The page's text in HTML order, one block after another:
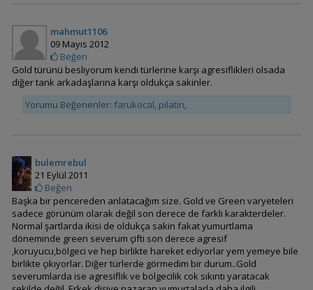
Ivanacara adoketa
(Zebra Acara)
Laetacara curviceps
(Cüce Bayrak Cichlid)
mahmut1106
09 Mayıs 2012
Beğen
Gold türünü besliyorum kendi türlerine karşı agresiflikleri olsada
diğer tank arkadaşlarına karşı oldukça sakinler.
Yorumu Beğenenler: farukocal, pilatin,
bulemrebul
21 Eylül 2011
Beğen
Başka bir pencereden anlatacağım size. Gold ve Green varyeteleri
sadece görünüm olarak değil son derece de farklı karakterdeler.
Normal şartlarda ikisi de oldukça sakin fakat yumurtlama
döneminde green severum çifti son derece agresif
,koruyucu,bölgeci ve hep birlikte hareket ediyorlar yem yemeye bile
birlikte çıkıyorlar. Diğer türlerde görmedim bir durum..Gold
severumlarda ise agresiflik ve bölgecilik cok sıkıntı yaratacak